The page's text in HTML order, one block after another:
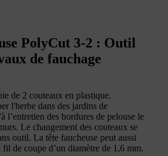
PolyCut 3-2 : Outil
de fauchage
de 2 couteaux en plastique.
l'herbe dans des jardins de
l’entretien des bordures de pelouse le
Le changement des couteaux se
outil. La tête faucheuse peut aussi
de coupe d’un diamètre de 1,6 mm.